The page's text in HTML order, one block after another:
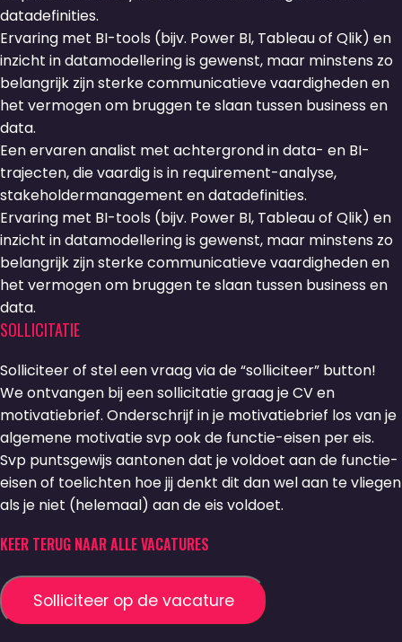
datadefinities.
Ervaring met BI-tools (bijv. Power BI, Tableau of Qlik) en
inzicht in datamodellering is gewenst, maar minstens zo
belangrijk zijn sterke communicatieve vaardigheden en
het vermogen om bruggen te slaan tussen business en
data.
Een ervaren analist met achtergrond in data- en BI-
trajecten, die vaardig is in requirement-analyse,
stakeholdermanagement en datadefinities.
Ervaring met BI-tools (bijv. Power BI, Tableau of Qlik) en
inzicht in datamodellering is gewenst, maar minstens zo
belangrijk zijn sterke communicatieve vaardigheden en
het vermogen om bruggen te slaan tussen business en
data.
SOLLICITATIE
Solliciteer of stel een vraag via de “solliciteer” button!
We ontvangen bij een sollicitatie graag je CV en
motivatiebrief. Onderschrijf in je motivatiebrief los van je
algemene motivatie svp ook de functie-eisen per eis.
Svp puntsgewijs aantonen dat je voldoet aan de functie-
eisen of toelichten hoe jij denkt dit dan wel aan te vliegen
als je niet (helemaal) aan de eis voldoet.
KEER TERUG NAAR ALLE VACATURES